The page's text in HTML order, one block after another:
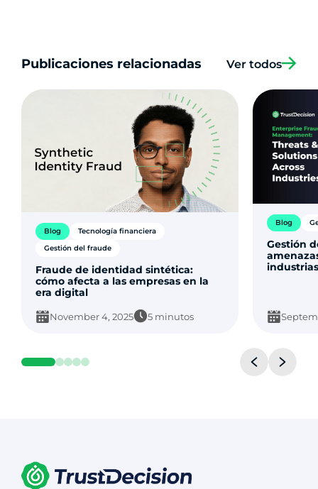
Publicaciones relacionadas Ver todos
Blog
Tecnología financiera
Gestión del fraude
Fraude de identidad sintética:
cómo afecta a las empresas en la
era digital
November 4, 2025 5 minutos
Blog
Gestión